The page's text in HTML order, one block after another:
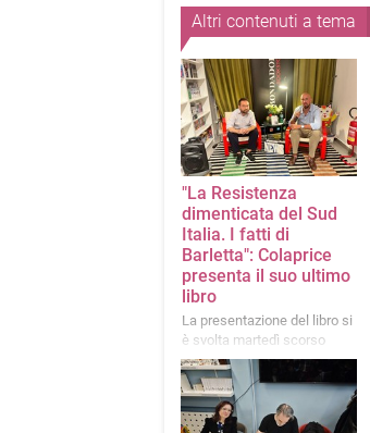
Altri contenuti a tema
"La Resistenza
dimenticata del Sud
Italia. I fatti di
Barletta": Colaprice
presenta il suo ultimo
libro
La presentazione del libro si
è svolta martedì scorso
presso la libreria Mondadori